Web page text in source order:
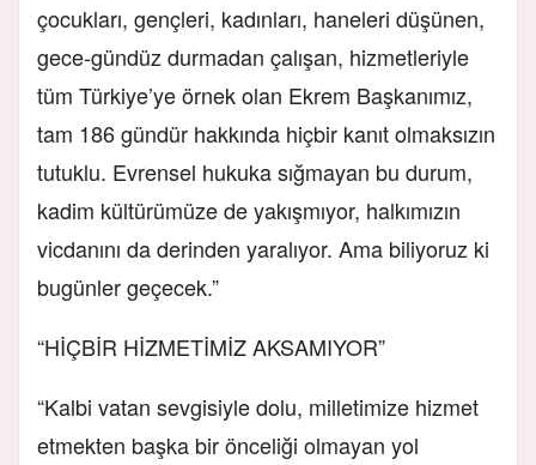
çocukları, gençleri, kadınları, haneleri düşünen,
gece-gündüz durmadan çalışan, hizmetleriyle
tüm Türkiye’ye örnek olan Ekrem Başkanımız,
tam 186 gündür hakkında hiçbir kanıt olmaksızın
tutuklu. Evrensel hukuka sığmayan bu durum,
kadim kültürümüze de yakışmıyor, halkımızın
vicdanını da derinden yaralıyor. Ama biliyoruz ki
bugünler geçecek.”
“HİÇBİR HİZMETİMİZ AKSAMIYOR”
“Kalbi vatan sevgisiyle dolu, milletimize hizmet
etmekten başka bir önceliği olmayan yol